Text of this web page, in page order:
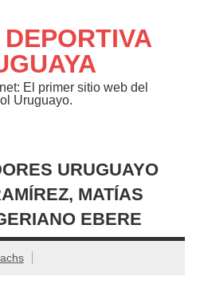
El primer sitio web del
Uruguayo.
URUGUAYO
MATÍAS
EBERE